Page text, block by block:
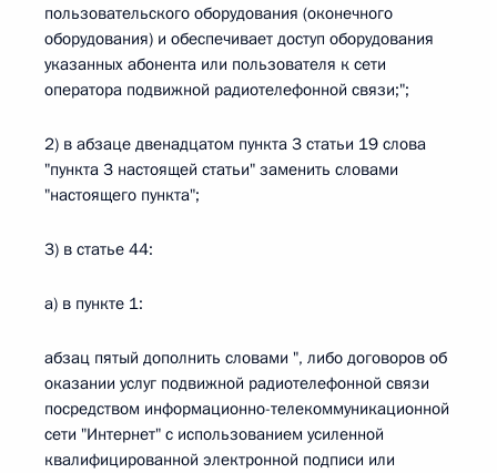
пользовательского оборудования (оконечного
оборудования) и обеспечивает доступ оборудования
указанных абонента или пользователя к сети
оператора подвижной радиотелефонной связи;";
2) в абзаце двенадцатом пункта 3 статьи 19 слова
"пункта 3 настоящей статьи" заменить словами
"настоящего пункта";
3) в статье 44:
а) в пункте 1:
абзац пятый дополнить словами ", либо договоров об
оказании услуг подвижной радиотелефонной связи
посредством информационно-телекоммуникационной
сети "Интернет" с использованием усиленной
квалифицированной электронной подписи или